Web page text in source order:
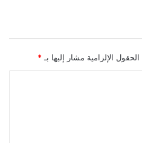
الحقول الإلزامية مشار إليها بـ *